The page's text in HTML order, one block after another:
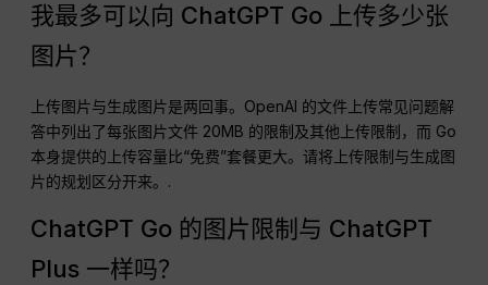
我最多可以向 ChatGPT Go 上传多少张
图片？
上传图片与生成图片是两回事。OpenAI 的文件上传常见问题解
答中列出了每张图片文件 20MB 的限制及其他上传限制，而 Go
本身提供的上传容量比“免费”套餐更大。请将上传限制与生成图
片的规划区分开来。.
ChatGPT Go 的图片限制与 ChatGPT
Plus 一样吗？